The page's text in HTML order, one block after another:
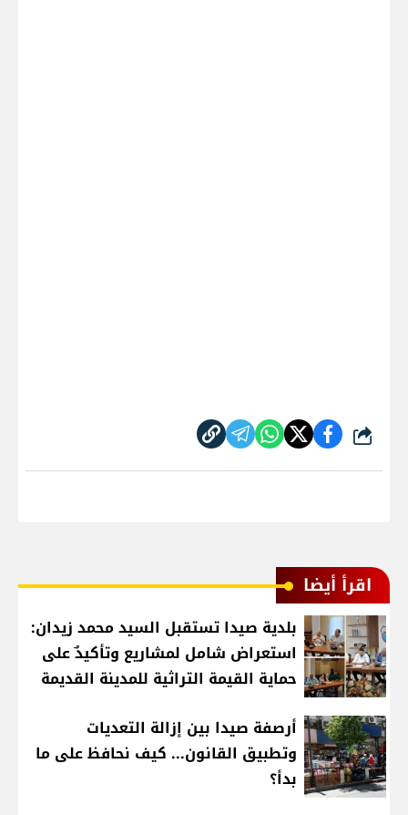
شارك
اقرأ أيضا
بلدية صيدا تستقبل السيد محمد زيدان:
استعراض شامل لمشاريع وتأكيدٌ على
حماية القيمة التراثية للمدينة القديمة
أرصفة صيدا بين إزالة التعديات
وتطبيق القانون... كيف نحافظ على ما
بدأ؟